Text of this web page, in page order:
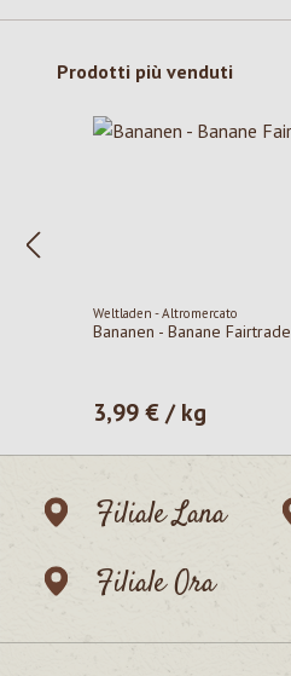
Salta la galleria dei prodotti
Prodotti più venduti
Weltladen - Altromercato
Bananen - Banane Fairtrade
Prezzo normale:
3,99 € / kg
Filiale Lana
Filiale Ora